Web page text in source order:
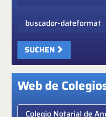
Fecha
SUCHEN
Web de
Elige colegio notarial